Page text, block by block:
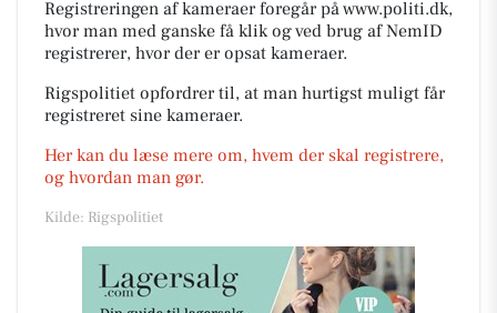
Registreringen af kameraer foregår på www.politi.dk,
hvor man med ganske få klik og ved brug af NemID
registrerer, hvor der er opsat kameraer.
Rigspolitiet opfordrer til, at man hurtigst muligt får
registreret sine kameraer.
Her kan du læse mere om, hvem der skal registrere,
og hvordan man gør.
Kilde: Rigspolitiet